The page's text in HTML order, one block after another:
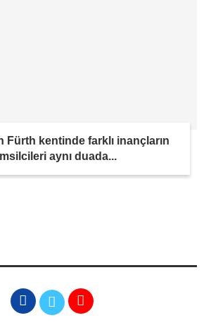
Fürth kentinde farklı inançların
aynı duada...